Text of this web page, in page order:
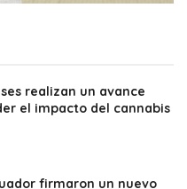
realizan un avance
el impacto del cannabis
firmaron un nuevo